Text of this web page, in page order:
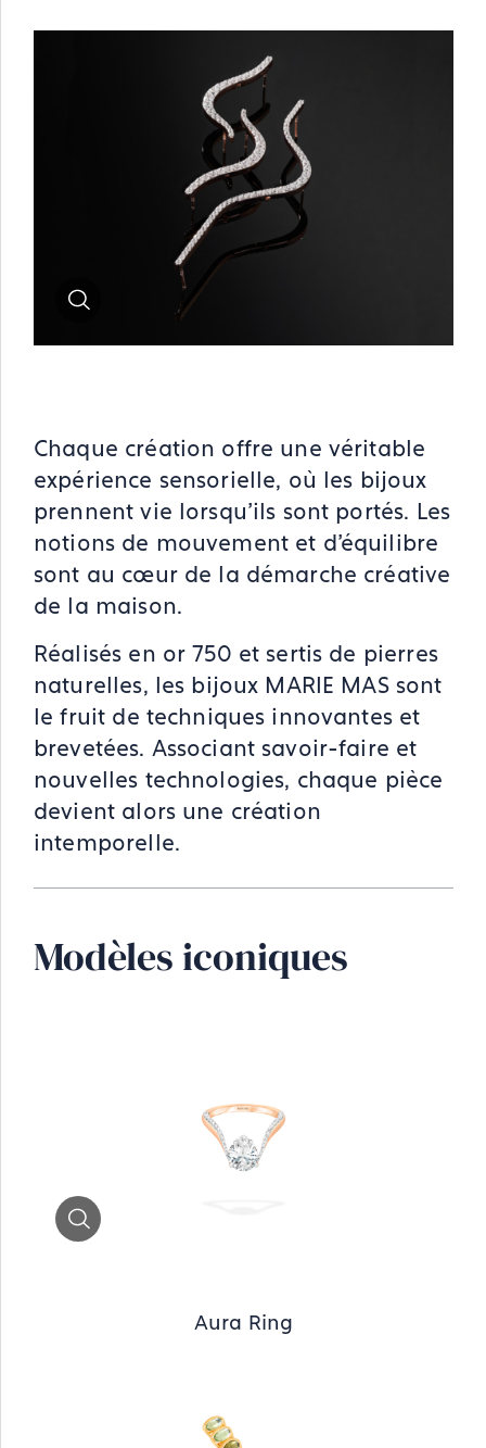
Chaque création offre une véritable
expérience sensorielle, où les bijoux
prennent vie lorsqu’ils sont portés. Les
notions de mouvement et d’équilibre
sont au cœur de la démarche créative
de la maison.
Réalisés en or 750 et sertis de pierres
naturelles, les bijoux MARIE MAS sont
le fruit de techniques innovantes et
brevetées. Associant savoir-faire et
nouvelles technologies, chaque pièce
devient alors une création
intemporelle.
Modèles iconiques
Aura Ring